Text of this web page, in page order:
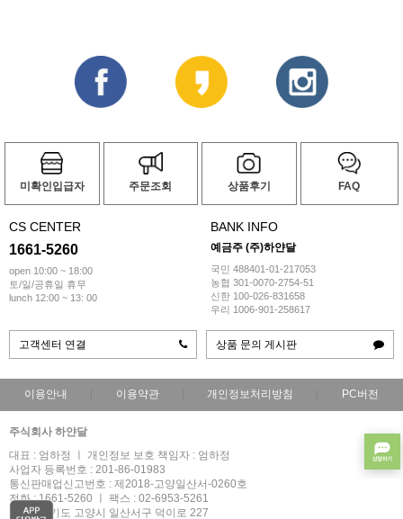
미확인입급자 주문조회 상품후기 FAQ
CS CENTER
1661-5260
open 10:00 ~ 18:00
토/일/공휴일 휴무
lunch 12:00 ~ 13: 00
BANK INFO
예금주 (주)하얀달
국민 488401-01-217053
농협 301-0070-2754-51
신한 100-026-831658
우리 1006-901-258617
고객센터 연결 상품 문의 게시판
이용안내 이용약관 개인정보처리방침 PC버전
주식회사 하얀달
대표 : 엄하정 ㅣ 개인정보 보호 책임자 : 엄하정
사업자 등록번호 : 201-86-01983
통신판매업신고번호 : 제2018-고양일산서-0260호
전화 : 1661-5260 ㅣ 팩스 : 02-6953-5261
주소 : 경기도 고양시 일산서구 덕이로 227